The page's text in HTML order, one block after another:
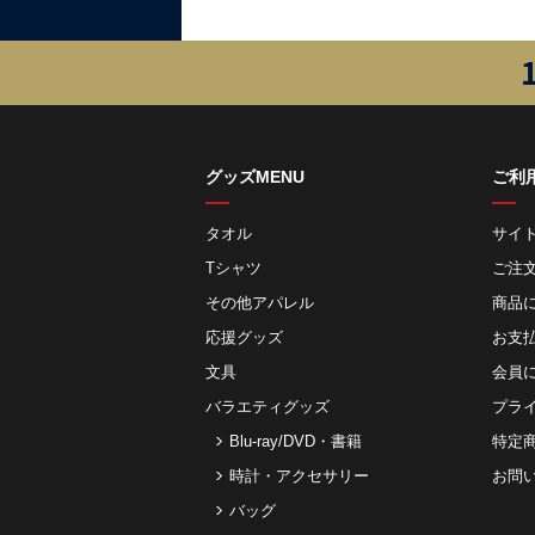
グッズMENU
タオル
Tシャツ
その他アパレル
応援グッズ
文具
バラエティグッズ
Blu-ray/DVD・書籍
時計・アクセサリー
バッグ
ご利
サイ
ご注
商品
お⽀
会員
プラ
特定
お問